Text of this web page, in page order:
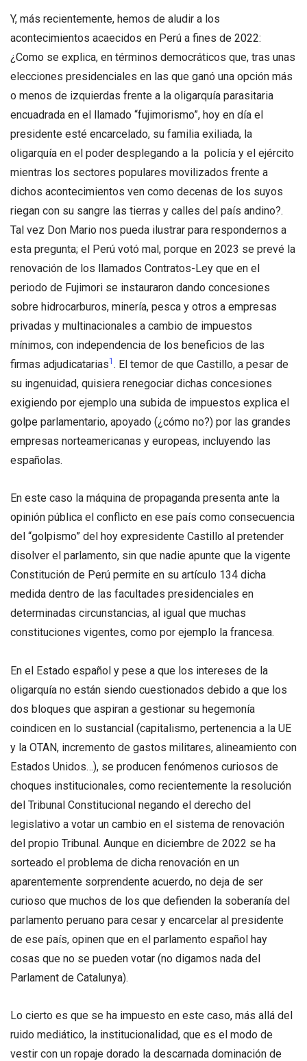
Y, más recientemente, hemos de aludir a los
acontecimientos acaecidos en Perú a fines de 2022:
¿Como se explica, en términos democráticos que, tras unas
elecciones presidenciales en las que ganó una opción más
o menos de izquierdas frente a la oligarquía parasitaria
encuadrada en el llamado “fujimorismo”, hoy en día el
presidente esté encarcelado, su familia exiliada, la
oligarquía en el poder desplegando a la policía y el ejército
mientras los sectores populares movilizados frente a
dichos acontecimientos ven como decenas de los suyos
riegan con su sangre las tierras y calles del país andino?.
Tal vez Don Mario nos pueda ilustrar para respondernos a
esta pregunta; el Perú votó mal, porque en 2023 se prevé la
renovación de los llamados Contratos-Ley que en el
periodo de Fujimori se instauraron dando concesiones
sobre hidrocarburos, minería, pesca y otros a empresas
privadas y multinacionales a cambio de impuestos
mínimos, con independencia de los beneficios de las
firmas adjudicatarias1 . El temor de que Castillo, a pesar de
su ingenuidad, quisiera renegociar dichas concesiones
exigiendo por ejemplo una subida de impuestos explica el
golpe parlamentario, apoyado (¿cómo no?) por las grandes
empresas norteamericanas y europeas, incluyendo las
españolas.
En este caso la máquina de propaganda presenta ante la
opinión pública el conflicto en ese país como consecuencia
del “golpismo” del hoy expresidente Castillo al pretender
disolver el parlamento, sin que nadie apunte que la vigente
Constitución de Perú permite en su artículo 134 dicha
medida dentro de las facultades presidenciales en
determinadas circunstancias, al igual que muchas
constituciones vigentes, como por ejemplo la francesa.
En el Estado español y pese a que los intereses de la
oligarquía no están siendo cuestionados debido a que los
dos bloques que aspiran a gestionar su hegemonía
coindicen en lo sustancial (capitalismo, pertenencia a la UE
y la OTAN, incremento de gastos militares, alineamiento con
Estados Unidos…), se producen fenómenos curiosos de
choques institucionales, como recientemente la resolución
del Tribunal Constitucional negando el derecho del
legislativo a votar un cambio en el sistema de renovación
del propio Tribunal. Aunque en diciembre de 2022 se ha
sorteado el problema de dicha renovación en un
aparentemente sorprendente acuerdo, no deja de ser
curioso que muchos de los que defienden la soberanía del
parlamento peruano para cesar y encarcelar al presidente
de ese país, opinen que en el parlamento español hay
cosas que no se pueden votar (no digamos nada del
Parlament de Catalunya).
Lo cierto es que se ha impuesto en este caso, más allá del
ruido mediático, la institucionalidad, que es el modo de
vestir con un ropaje dorado la descarnada dominación de